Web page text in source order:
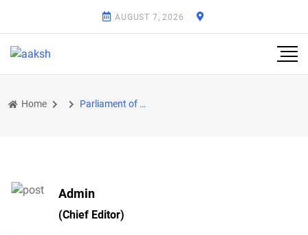
AUGUST 7, 2026
Home Parliament of Canada paid tribute to Nijhar on his first anniversary and observed a minute's silence
Admin
(Chief Editor)